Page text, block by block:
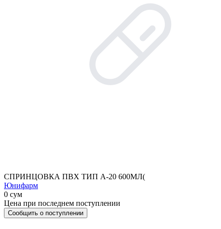
СПРИНЦОВКА ПВХ ТИП А-20 600МЛ(
Юнифарм
0 сум
Цена при последнем поступлении
Сообщить о поступлении